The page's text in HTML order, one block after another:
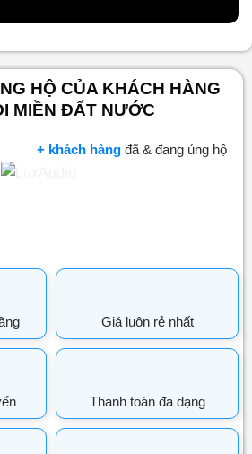
HỘ CỦA KHÁCH HÀNG
MIỀN ĐẤT NƯỚC
+ khách hàng đã & đang ủng hộ
Giá luôn rẻ nhất
Thanh toán đa dạng